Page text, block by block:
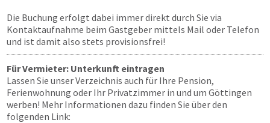
Die Buchung erfolgt dabei immer direkt durch Sie via
Kontaktaufnahme beim Gastgeber mittels Mail oder Telefon
und ist damit also stets provisionsfrei!
Für Vermieter: Unterkunft eintragen
Lassen Sie unser Verzeichnis auch für Ihre Pension,
Ferienwohnung oder Ihr Privatzimmer in und um Göttingen
werben! Mehr Informationen dazu finden Sie über den
folgenden Link: